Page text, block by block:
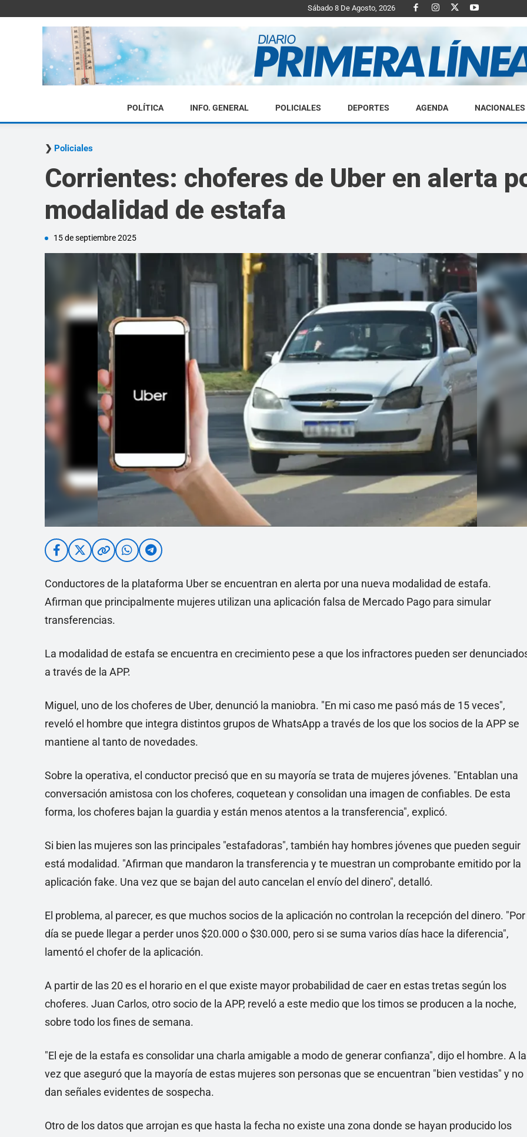
Sábado 8 De Agosto, 2026
Diario
POLÍTICA INFO. GENERAL POLICIALES DEPORTES AGENDA NACIONALES
Policiales
Corrientes: choferes de Uber en alerta
modalidad de estafa
15 de septiembre 2025
Conductores de la plataforma Uber se encuentran en alerta por una nueva modalidad de estafa.
Afirman que principalmente mujeres utilizan una aplicación falsa de Mercado Pago para simular
transferencias.
La modalidad de estafa se encuentra en crecimiento pese a que los infractores pueden ser
a través de la APP.
Miguel, uno de los choferes de Uber, denunció la maniobra. "En mi caso me pasó más de 15 veces",
reveló el hombre que integra distintos grupos de WhatsApp a través de los que los socios de la APP se
mantiene al tanto de novedades.
Sobre la operativa, el conductor precisó que en su mayoría se trata de mujeres jóvenes. "Entablan una
conversación amistosa con los choferes, coquetean y consolidan una imagen de confiables. De esta
forma, los choferes bajan la guardia y están menos atentos a la transferencia", explicó.
Si bien las mujeres son las principales "estafadoras", también hay hombres jóvenes que pueden seguir
está modalidad. "Afirman que mandaron la transferencia y te muestran un comprobante emitido por la
aplicación fake. Una vez que se bajan del auto cancelan el envío del dinero", detalló.
El problema, al parecer, es que muchos socios de la aplicación no controlan la recepción del dinero. "Por
día se puede llegar a perder unos $20.000 o $30.000, pero si se suma varios días hace la diferencia",
lamentó el chofer de la aplicación.
A partir de las 20 es el horario en el que existe mayor probabilidad de caer en estas tretas según los
choferes. Juan Carlos, otro socio de la APP, reveló a este medio que los timos se producen a la noche,
sobre todo los fines de semana.
"El eje de la estafa es consolidar una charla amigable a modo de generar confianza", dijo el hombre. A la
vez que aseguró que la mayoría de estas mujeres son personas que se encuentran "bien vestidas" y no
dan señales evidentes de sospecha.
Otro de los datos que arrojan es que hasta la fecha no existe una zona donde se hayan producido los